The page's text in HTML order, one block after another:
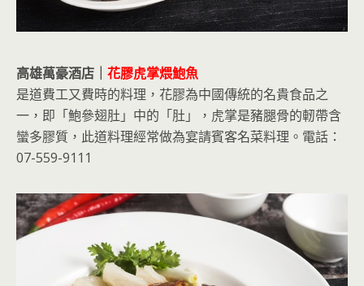
高雄萬豪酒店｜ 花膠虎掌煨鮑魚
是道費工又費時的料理，花膠為中國傳統的名貴食品之
一，即「鮑參翅肚」中的「肚」，虎掌是豬腿骨的軔帶含
蠻多膠質，此道料理經常做為宴請賓客名菜料理。電話：
07-559-9111